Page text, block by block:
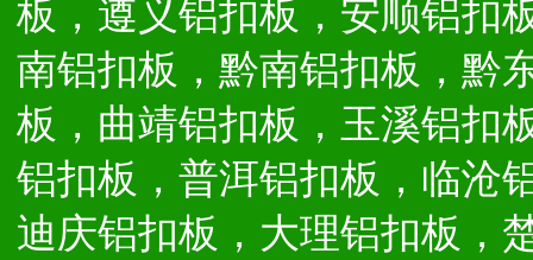
板，遵义铝扣板，安顺铝扣
南铝扣板，黔南铝扣板，黔
板，曲靖铝扣板，玉溪铝扣
铝扣板，普洱铝扣板，临沧
迪庆铝扣板，大理铝扣板，